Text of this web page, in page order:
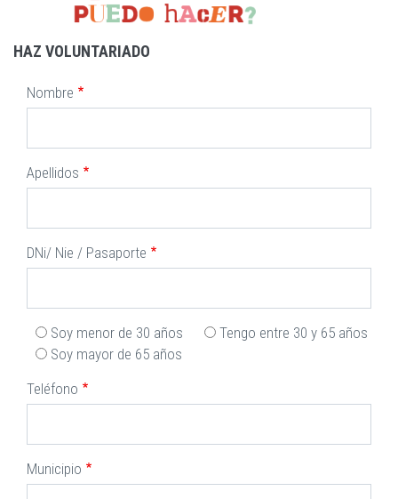
HAZ VOLUNTARIADO
Nombre
Apellidos
DNi/ Nie / Pasaporte
Soy menor de 30 años
Tengo entre 30 y 65 años
Soy mayor de 65 años
Teléfono
Municipio